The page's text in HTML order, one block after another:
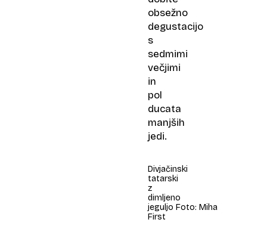
obsežno
degustacijo
s
sedmimi
večjimi
in
pol
ducata
manjših
jedi.
Divjačinski
tatarski
z
dimljeno
jeguljo Foto: Miha
First